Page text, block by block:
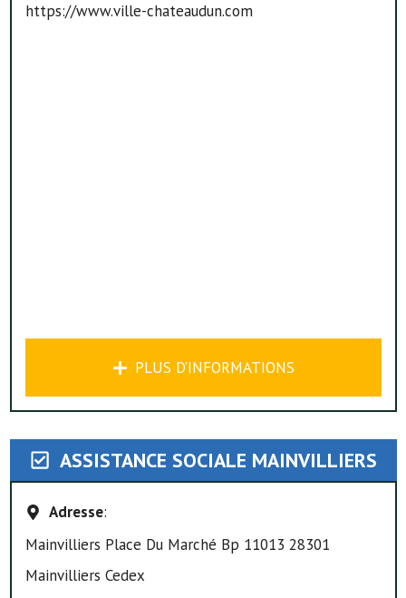
https://www.ville-chateaudun.com
PLUS D’INFORMATIONS
ASSISTANCE SOCIALE MAINVILLIERS
Adresse:
Mainvilliers Place Du Marché Bp 11013 28301
Mainvilliers Cedex